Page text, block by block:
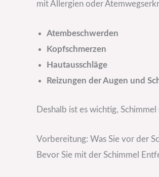
mit Allergien oder
Atembeschwerden
Kopfschmerzen
Hautausschläge
Reizungen der Augen und
Deshalb ist es wichtig,
Vorbereitung: Was Sie vor der
Bevor Sie mit der Schimmel